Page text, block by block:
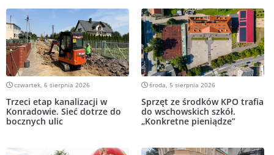
czwartek, 6 sierpnia 2026
Trzeci etap kanalizacji w
Konradowie. Sieć dotrze do
bocznych ulic
środa, 5 sierpnia 2026
Sprzęt ze środków KPO trafia
do wschowskich szkół.
„Konkretne pieniądze”